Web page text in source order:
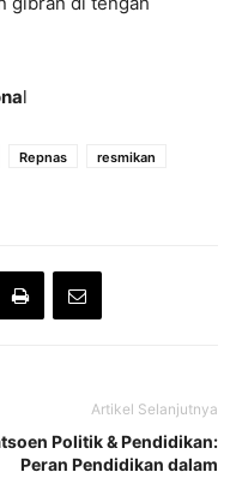
l
Repnas
resmikan
Artikel Selanjutnya
Politik & Pendidikan:
Peran Pendidikan dalam